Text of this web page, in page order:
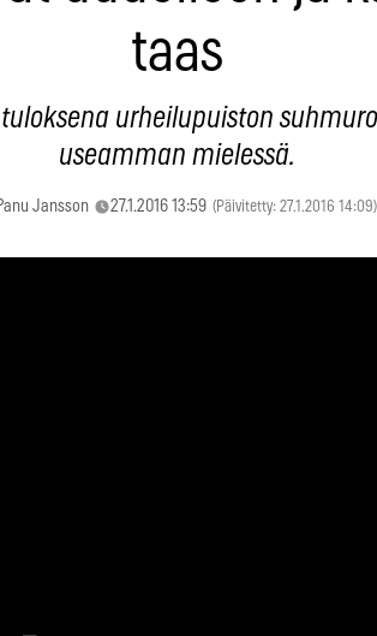
taas
urheilupuiston
useamman mielessä.
Jansson 27.1.2016 13:59 (Päivitetty: 27.1.2016 14:09)